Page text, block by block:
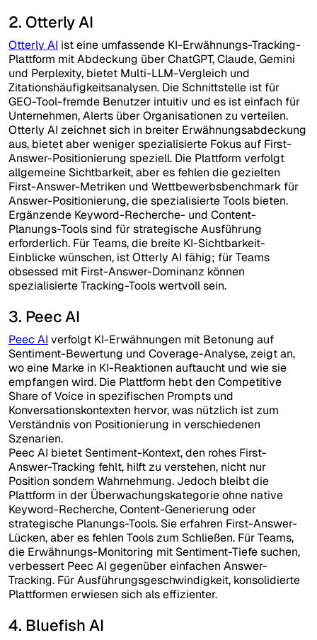
2. Otterly AI
Otterly AI ist eine umfassende KI-Erwähnungs-Tracking-
Plattform mit Abdeckung über ChatGPT, Claude, Gemini
und Perplexity, bietet Multi-LLM-Vergleich und
Zitationshäufigkeitsanalysen. Die Schnittstelle ist für
GEO-Tool-fremde Benutzer intuitiv und es ist einfach für
Unternehmen, Alerts über Organisationen zu verteilen.
Otterly AI zeichnet sich in breiter Erwähnungsabdeckung
aus, bietet aber weniger spezialisierte Fokus auf First-
Answer-Positionierung speziell. Die Plattform verfolgt
allgemeine Sichtbarkeit, aber es fehlen die gezielten
First-Answer-Metriken und Wettbewerbsbenchmark für
Answer-Positionierung, die spezialisierte Tools bieten.
Ergänzende Keyword-Recherche- und Content-
Planungs-Tools sind für strategische Ausführung
erforderlich. Für Teams, die breite KI-Sichtbarkeit-
Einblicke wünschen, ist Otterly AI fähig; für Teams
obsessed mit First-Answer-Dominanz können
spezialisierte Tracking-Tools wertvoll sein.
3. Peec AI
Peec AI verfolgt KI-Erwähnungen mit Betonung auf
Sentiment-Bewertung und Coverage-Analyse, zeigt an,
wo eine Marke in KI-Reaktionen auftaucht und wie sie
empfangen wird. Die Plattform hebt den Competitive
Share of Voice in spezifischen Prompts und
Konversationskontexten hervor, was nützlich ist zum
Verständnis von Positionierung in verschiedenen
Szenarien.
Peec AI bietet Sentiment-Kontext, den rohes First-
Answer-Tracking fehlt, hilft zu verstehen, nicht nur
Position sondern Wahrnehmung. Jedoch bleibt die
Plattform in der Überwachungskategorie ohne native
Keyword-Recherche, Content-Generierung oder
strategische Planungs-Tools. Sie erfahren First-Answer-
Lücken, aber es fehlen Tools zum Schließen. Für Teams,
die Erwähnungs-Monitoring mit Sentiment-Tiefe suchen,
verbessert Peec AI gegenüber einfachen Answer-
Tracking. Für Ausführungsgeschwindigkeit, konsolidierte
Plattformen erwiesen sich als effizienter.
4. Bluefish AI